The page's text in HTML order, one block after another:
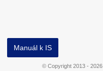
Manuál k IS
© Copyright 2013 - 2026